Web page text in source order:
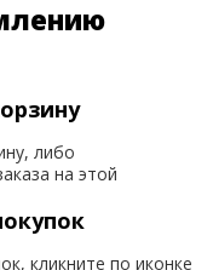
либо
на этой
кликните по иконке